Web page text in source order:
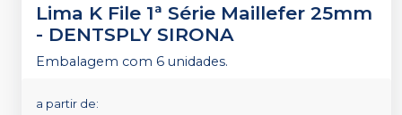
Lima K File 1ª Série Maillefer 25mm
- DENTSPLY SIRONA
Embalagem com 6 unidades.
a partir de: